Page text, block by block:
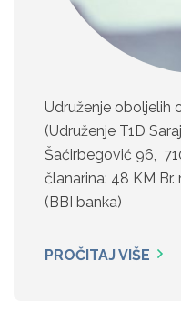
Udruženje oboljelih
(Udruženje T1D
Šaćirbegović 96,
članarina: 48 KM Br.
(BBI banka)
PROČITAJ VIŠE